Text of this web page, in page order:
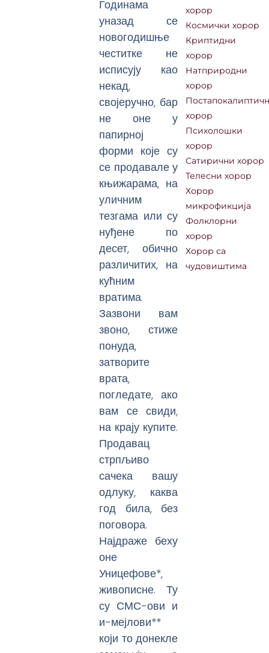
Годинама
уназад се
новогодишње
честитке не
исписују као
некад,
својеручно, бар
не оне у
папирној
форми које су
се продавале у
књижарама, на
уличним
тезгама или су
нуђене по
десет, обично
различитих, на
кућним
вратима.
Зазвони вам
звоно, стиже
понуда,
затворите
врата,
погледате, ако
вам се свиди,
на крају купите.
Продавац
стрпљиво
сачека вашу
одлуку, каква
год била, без
поговора.
Најдраже беху
оне
Уницефове*,
живописне. Ту
су СМС-ови и
и-мејлови**
који то донекле
хорор
Космички хорор
Криптидни
хорор
Натприродни
хорор
хорор
Психолошки
хорор
Сатирични хорор
Телесни хорор
Хорор
микрофикција
Фолклорни
хорор
Хорор са
чудовиштима